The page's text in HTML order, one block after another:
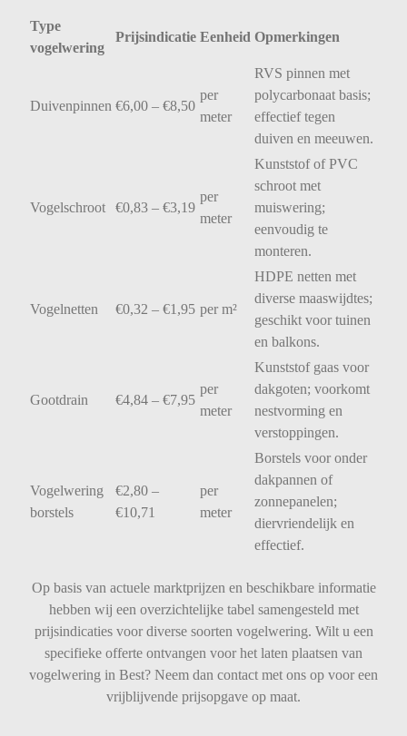
Type
vogelwering
Prijsindicatie Eenheid Opmerkingen
Duivenpinnen €6,00 – €8,50
per
meter
RVS pinnen met
polycarbonaat basis;
effectieftegen
duiven en meeuwen.
Vogelschroot €0,83 – €3,19
per
meter
KunststofofPVC
schroot met
muiswering;
eenvoudig te
monteren.
Vogelnetten €0,32 – €1,95 per m²
HDPE netten met
diverse maaswijdtes;
geschikt voor tuinen
en balkons.
Gootdrain €4,84 – €7,95
per
meter
Kunststof gaas voor
dakgoten; voorkomt
nestvorming en
verstoppingen.
Vogelwering
borstels
€2,80 –
€10,71
per
meter
Borstels voor onder
dakpannen of
zonnepanelen;
diervriendelijk en
effectief.
Op basis van actuele marktprijzen en beschikbare informatie
hebben wij een overzichtelijke tabel samengesteld met
prijsindicaties voor diverse soorten vogelwering. Wilt u een
specifieke offerte ontvangen voor het laten plaatsen van
vogelwering in Best? Neem dan contact met ons op voor een
vrijblijvende prijsopgave op maat.